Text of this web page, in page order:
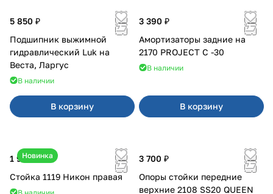
5 850 ₽
Подшипник выжимной
гидравлический Luk на
Веста, Ларгус
В наличии
В корзину
3 390 ₽
Амортизаторы задние на
2170 PROJECT С -30
В наличии
В корзину
Новинка
1 950 ₽
Стойка 1119 Никон правая
3 700 ₽
Опоры стойки передние
верхние 2108 SS20 QUEEN